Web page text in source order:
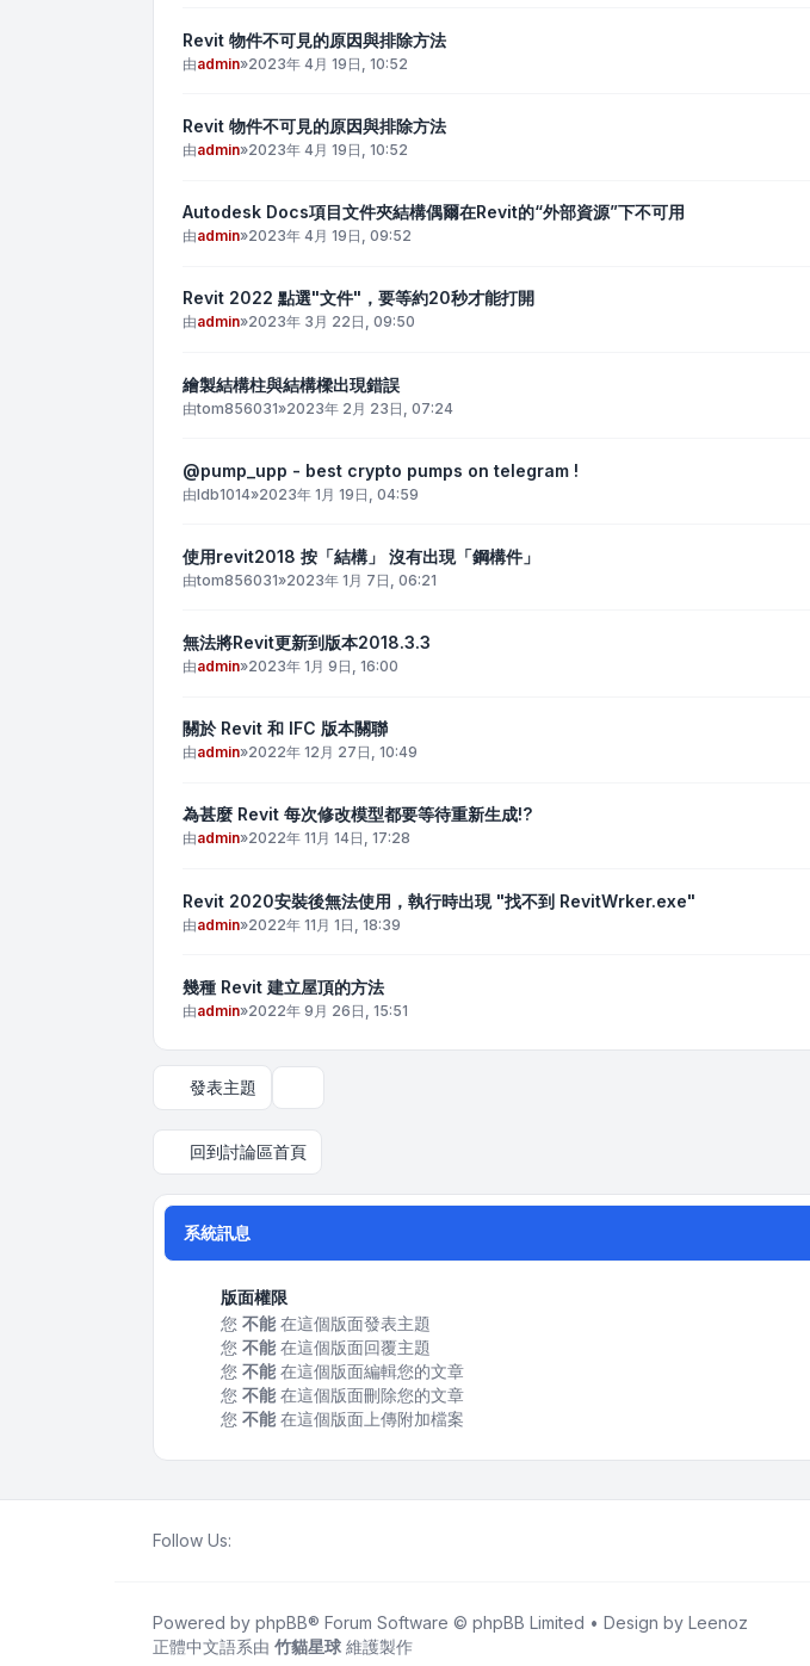
Revit 物件不可見的原因與排除方法
由admin»2023年 4月 19日, 10:52
Revit 物件不可見的原因與排除方法
由admin»2023年 4月 19日, 10:52
Autodesk Docs項目文件夾結構偶爾在Revit的“外部資源”下不可用
由admin»2023年 4月 19日, 09:52
Revit 2022 點選"文件"，要等約20秒才能打開
由admin»2023年 3月 22日, 09:50
繪製結構柱與結構樑出現錯誤
由tom856031»2023年 2月 23日, 07:24
@pump_upp - best crypto pumps on telegram !
由ldb1014»2023年 1月 19日, 04:59
使用revit2018 按「結構」 沒有出現「鋼構件」
由tom856031»2023年 1月 7日, 06:21
無法將Revit更新到版本2018.3.3
由admin»2023年 1月 9日, 16:00
關於 Revit 和 IFC 版本關聯
由admin»2022年 12月 27日, 10:49
為甚麼 Revit 每次修改模型都要等待重新生成!?
由admin»2022年 11月 14日, 17:28
Revit 2020安裝後無法使用，執行時出現 "找不到 RevitWrker.exe"
由admin»2022年 11月 1日, 18:39
幾種 Revit 建立屋頂的方法
由admin»2022年 9月 26日, 15:51
發表主題
回到討論區首頁
系統訊息
版面權限
您 不能在這個版面發表主題
您 不能在這個版面回覆主題
您 不能在這個版面編輯您的文章
您 不能在這個版面刪除您的文章
您 不能在這個版面上傳附加檔案
Follow Us:
Powered by phpBB® Forum Software © phpBB Limited • Design by Leenoz
正體中文語系由 竹貓星球 維護製作